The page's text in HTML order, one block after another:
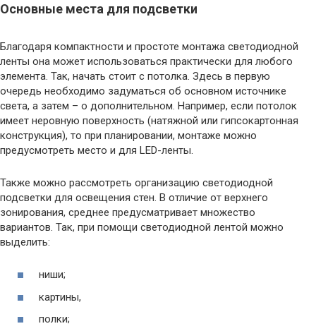
Основные места для подсветки
Благодаря компактности и простоте монтажа светодиодной
ленты она может использоваться практически для любого
элемента. Так, начать стоит с потолка. Здесь в первую
очередь необходимо задуматься об основном источнике
света, а затем – о дополнительном. Например, если потолок
имеет неровную поверхность (натяжной или гипсокартонная
конструкция), то при планировании, монтаже можно
предусмотреть место и для LED-ленты.
Также можно рассмотреть организацию светодиодной
подсветки для освещения стен. В отличие от верхнего
зонирования, среднее предусматривает множество
вариантов. Так, при помощи светодиодной лентой можно
выделить:
ниши;
картины,
полки;